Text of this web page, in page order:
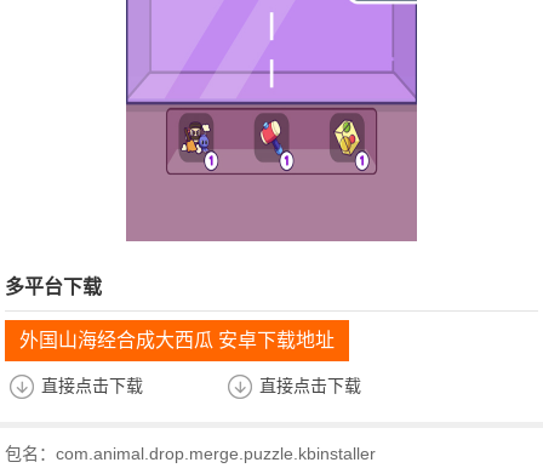
多平台下载
外国山海经合成大西瓜 安卓下载地址
直接点击下载 直接点击下载
包名：com.animal.drop.merge.puzzle.kbinstaller